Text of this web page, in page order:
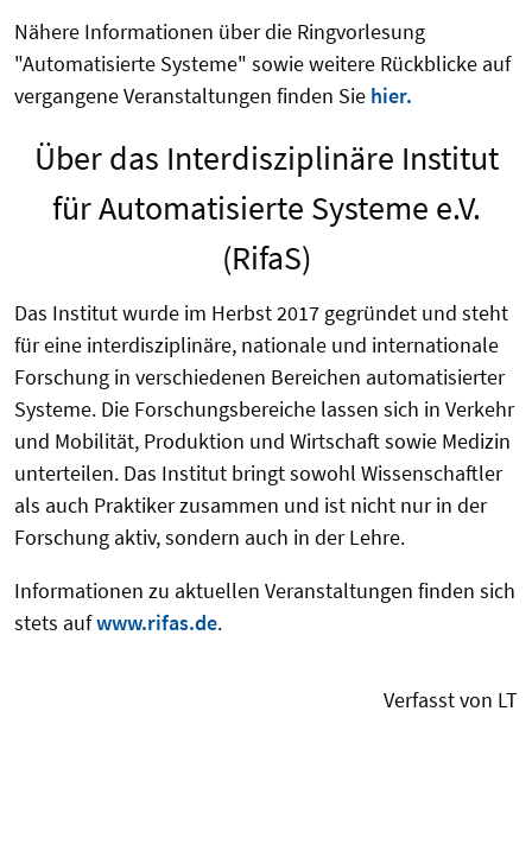
Nähere Informationen über die Ringvorlesung
"Automatisierte Systeme" sowie weitere Rückblicke auf
vergangene Veranstaltungen finden Sie hier.
Über das Interdisziplinäre Institut
für Automatisierte Systeme e.V.
(RifaS)
Das Institut wurde im Herbst 2017 gegründet und steht
für eine interdisziplinäre, nationale und internationale
Forschung in verschiedenen Bereichen automatisierter
Systeme. Die Forschungsbereiche lassen sich in Verkehr
und Mobilität, Produktion und Wirtschaft sowie Medizin
unterteilen. Das Institut bringt sowohl Wissenschaftler
als auch Praktiker zusammen und ist nicht nur in der
Forschung aktiv, sondern auch in der Lehre.
Informationen zu aktuellen Veranstaltungen finden sich
stets aufwww.rifas.de.
Verfasst von LT